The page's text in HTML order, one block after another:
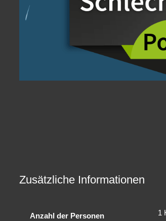
Zusätzliche Informationen
Anzahl der Personen 1